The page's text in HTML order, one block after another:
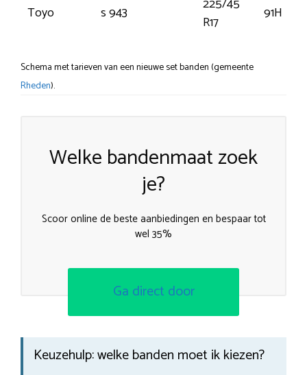
Toyo s 943
225/45
R17
91H
Schema met tarieven van een nieuwe set banden (gemeente
Rheden).
Welke bandenmaat zoek
je?
Scoor online de beste aanbiedingen en bespaar tot
wel 35%
Ga direct door
Keuzehulp: welke banden moet ik kiezen?